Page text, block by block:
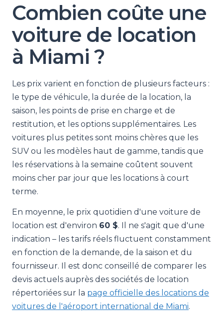
Combien coûte une
voiture de location
à Miami ?
Les prix varient en fonction de plusieurs facteurs :
le type de véhicule, la durée de la location, la
saison, les points de prise en charge et de
restitution, et les options supplémentaires. Les
voitures plus petites sont moins chères que les
SUV ou les modèles haut de gamme, tandis que
les réservations à la semaine coûtent souvent
moins cher par jour que les locations à court
terme.
En moyenne, le prix quotidien d'une voiture de
location est d'environ 60 $. Il ne s'agit que d'une
indication – les tarifs réels fluctuent constamment
en fonction de la demande, de la saison et du
fournisseur. Il est donc conseillé de comparer les
devis actuels auprès des sociétés de location
répertoriées sur la page officielle des locations de
voitures de l'aéroport international de Miami.